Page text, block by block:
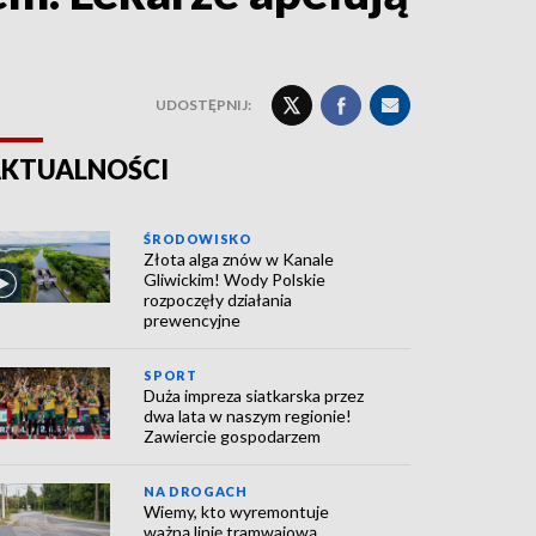
UDOSTĘPNIJ:
ŚRODOWISKO
Złota alga znów w Kanale
Gliwickim! Wody Polskie
rozpoczęły działania
prewencyjne
SPORT
Duża impreza siatkarska przez
dwa lata w naszym regionie!
Zawiercie gospodarzem
NA DROGACH
Wiemy, kto wyremontuje
ważną linię tramwajową.